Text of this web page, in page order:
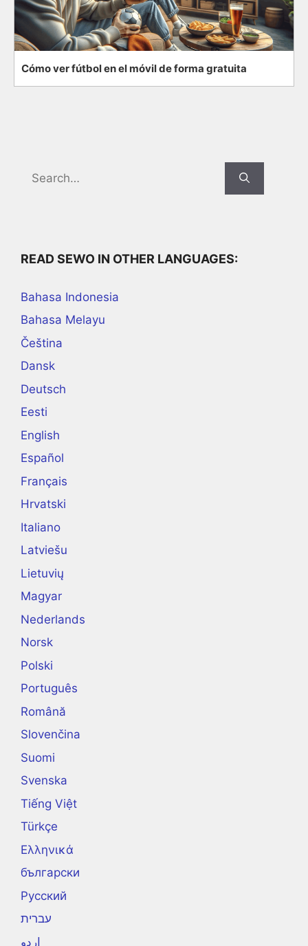
Cómo ver fútbol en el móvil de forma gratuita
for:
READ SEWO IN OTHER LANGUAGES:
Bahasa Indonesia
Bahasa Melayu
Čeština
Dansk
Deutsch
Eesti
English
Español
Français
Hrvatski
Italiano
Latviešu
Lietuvių
Magyar
Nederlands
Norsk
Polski
Português
Română
Slovenčina
Suomi
Svenska
Tiếng Việt
Türkçe
Ελληνικά
български
Русский
עברית
اردو